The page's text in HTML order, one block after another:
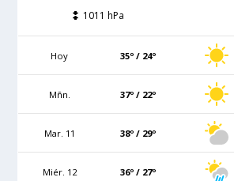
1011 hPa
Hoy 35º / 24º
Mñn. 37º / 22º
Mar. 11 38º / 29º
Miér. 12 36º / 27º